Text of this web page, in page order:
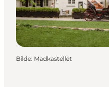
Bilde: Madkastellet